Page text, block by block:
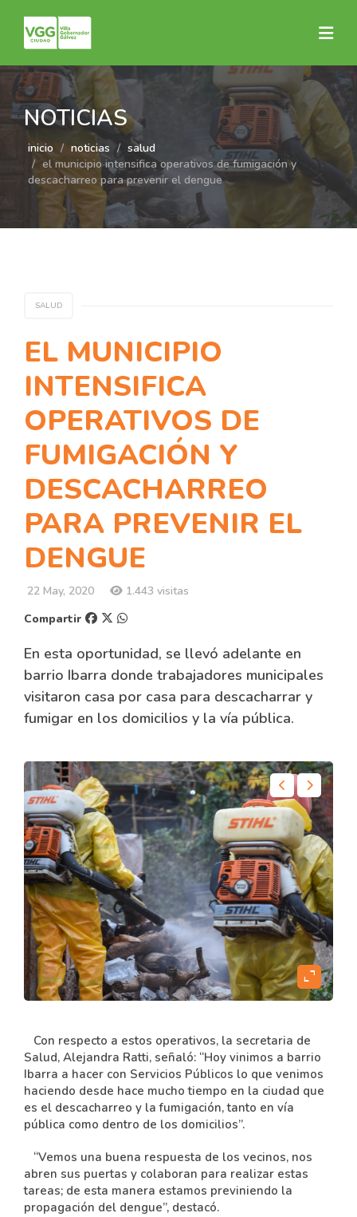
NOTICIAS
inicio noticias
salud
el municipio intensifica operativos de fumigación y
descacharreo para prevenir el dengue
SALUD
EL MUNICIPIO
INTENSIFICA
OPERATIVOS DE
FUMIGACIÓN Y
DESCACHARREO
PARA PREVENIR EL
DENGUE
22 May, 2020
1.443 visitas
Compartir
En esta oportunidad, se llevó adelante en
barrio Ibarra donde trabajadores municipales
visitaron casa por casa para descacharrar y
fumigar en los domicilios y la vía pública.
expand_content
Con respecto a estos operativos, la secretaria de
Salud, Alejandra Ratti, señaló: “Hoy vinimos a barrio
Ibarra a hacer con Servicios Públicos lo que venimos
haciendo desde hace mucho tiempo en la ciudad que
es el descacharreo y la fumigación, tanto en vía
pública como dentro de los domicilios”.
“Vemos una buena respuesta de los vecinos, nos
abren sus puertas y colaboran para realizar estas
tareas; de esta manera estamos previniendo la
propagación del dengue”, destacó.